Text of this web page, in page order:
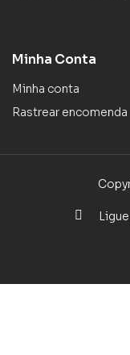
Minha Conta
Minha conta
Rastrear encomenda